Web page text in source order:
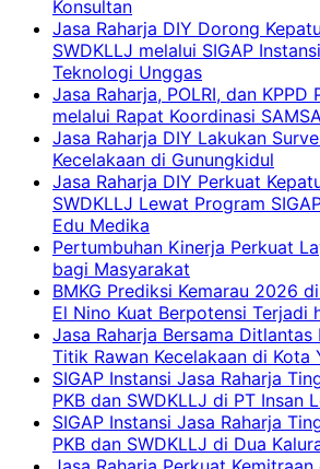
Konsultan
Jasa Raharja DIY Dorong
SWDKLLJ melalui SIGAP
Teknologi Unggas
Jasa Raharja, POLRI, dan KPPD
melalui Rapat Koordinasi
Jasa Raharja DIY Lakukan
Kecelakaan di Gunungkidul
Jasa Raharja DIY Perkuat
SWDKLLJ Lewat Program
Edu Medika
Pertumbuhan Kinerja Perkuat
bagi Masyarakat
BMKG Prediksi Kemarau 2026
El Nino Kuat Berpotensi Terjadi
Jasa Raharja Bersama Ditlantas
Titik Rawan Kecelakaan di Kota
SIGAP Instansi Jasa Raharja
PKB dan SWDKLLJ di PT Insan
SIGAP Instansi Jasa Raharja
PKB dan SWDKLLJ di Dua